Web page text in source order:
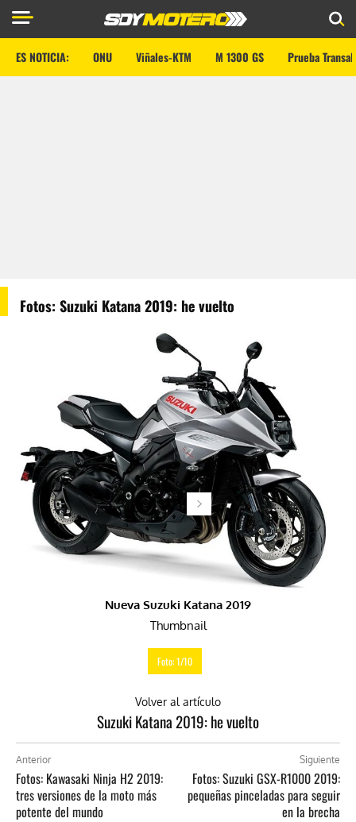
ES NOTICIA: ONU Viñales-KTM M 1300 GS Prueba
Fotos: Suzuki Katana 2019: he vuelto
Nueva Suzuki Katana 2019
Thumbnail
Foto: 1/10
Volver al artículo
Suzuki Katana 2019: he vuelto
Anterior
Fotos: Kawasaki Ninja H2 2019:
tres versiones de la moto más
potente del mundo
Siguiente
Fotos: Suzuki GSX-R1000 2019:
pequeñas pinceladas para seguir
en la brecha